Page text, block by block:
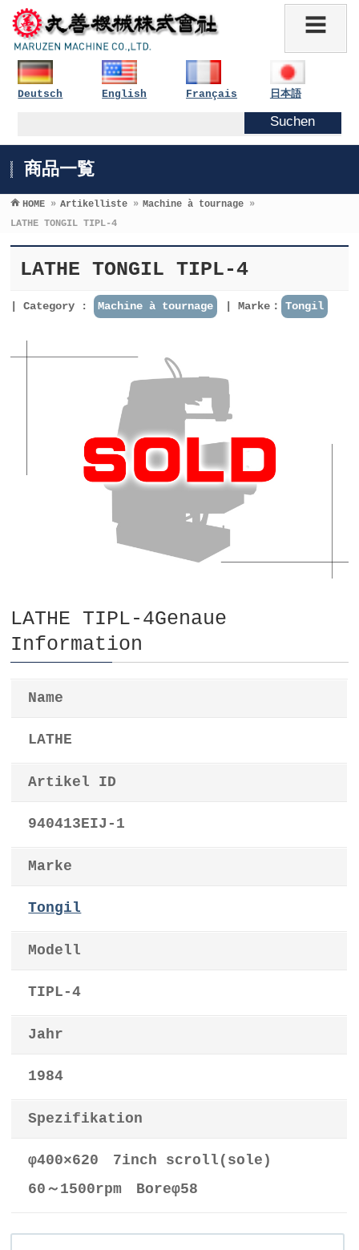
Deutsch English Français 日本語
商品一覧
HOME » Artikelliste » Machine à tournage »
LATHE TONGIL TIPL-4
LATHE TONGIL TIPL-4
Category : Machine à tournage Marke： Tongil
LATHE TIPL-4Genaue
Information
Name
LATHE
Artikel ID
940413EIJ-1
Marke
Tongil
Modell
TIPL-4
Jahr
1984
Spezifikation
φ400×620 7inch scroll(sole)
60～1500rpm Boreφ58